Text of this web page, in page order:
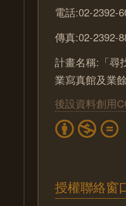
電話:02-2392-
傳真:02-2392-
計畫名稱:「尋
業寫真館及業
後設資料創用
授權聯絡窗